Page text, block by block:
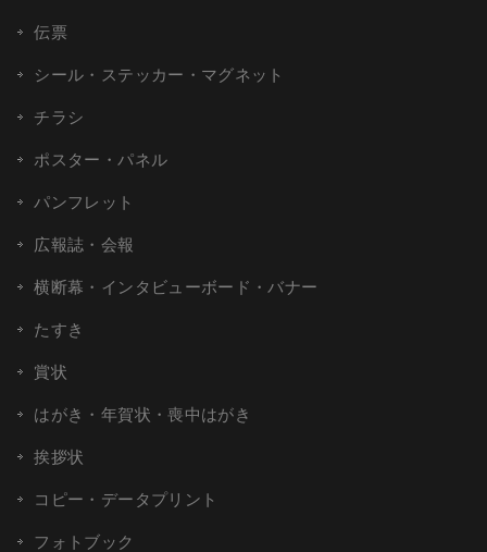
伝票
シール・ステッカー・マグネット
チラシ
ポスター・パネル
パンフレット
広報誌・会報
横断幕・インタビューボード・バナー
たすき
賞状
はがき・年賀状・喪中はがき
挨拶状
コピー・データプリント
フォトブック